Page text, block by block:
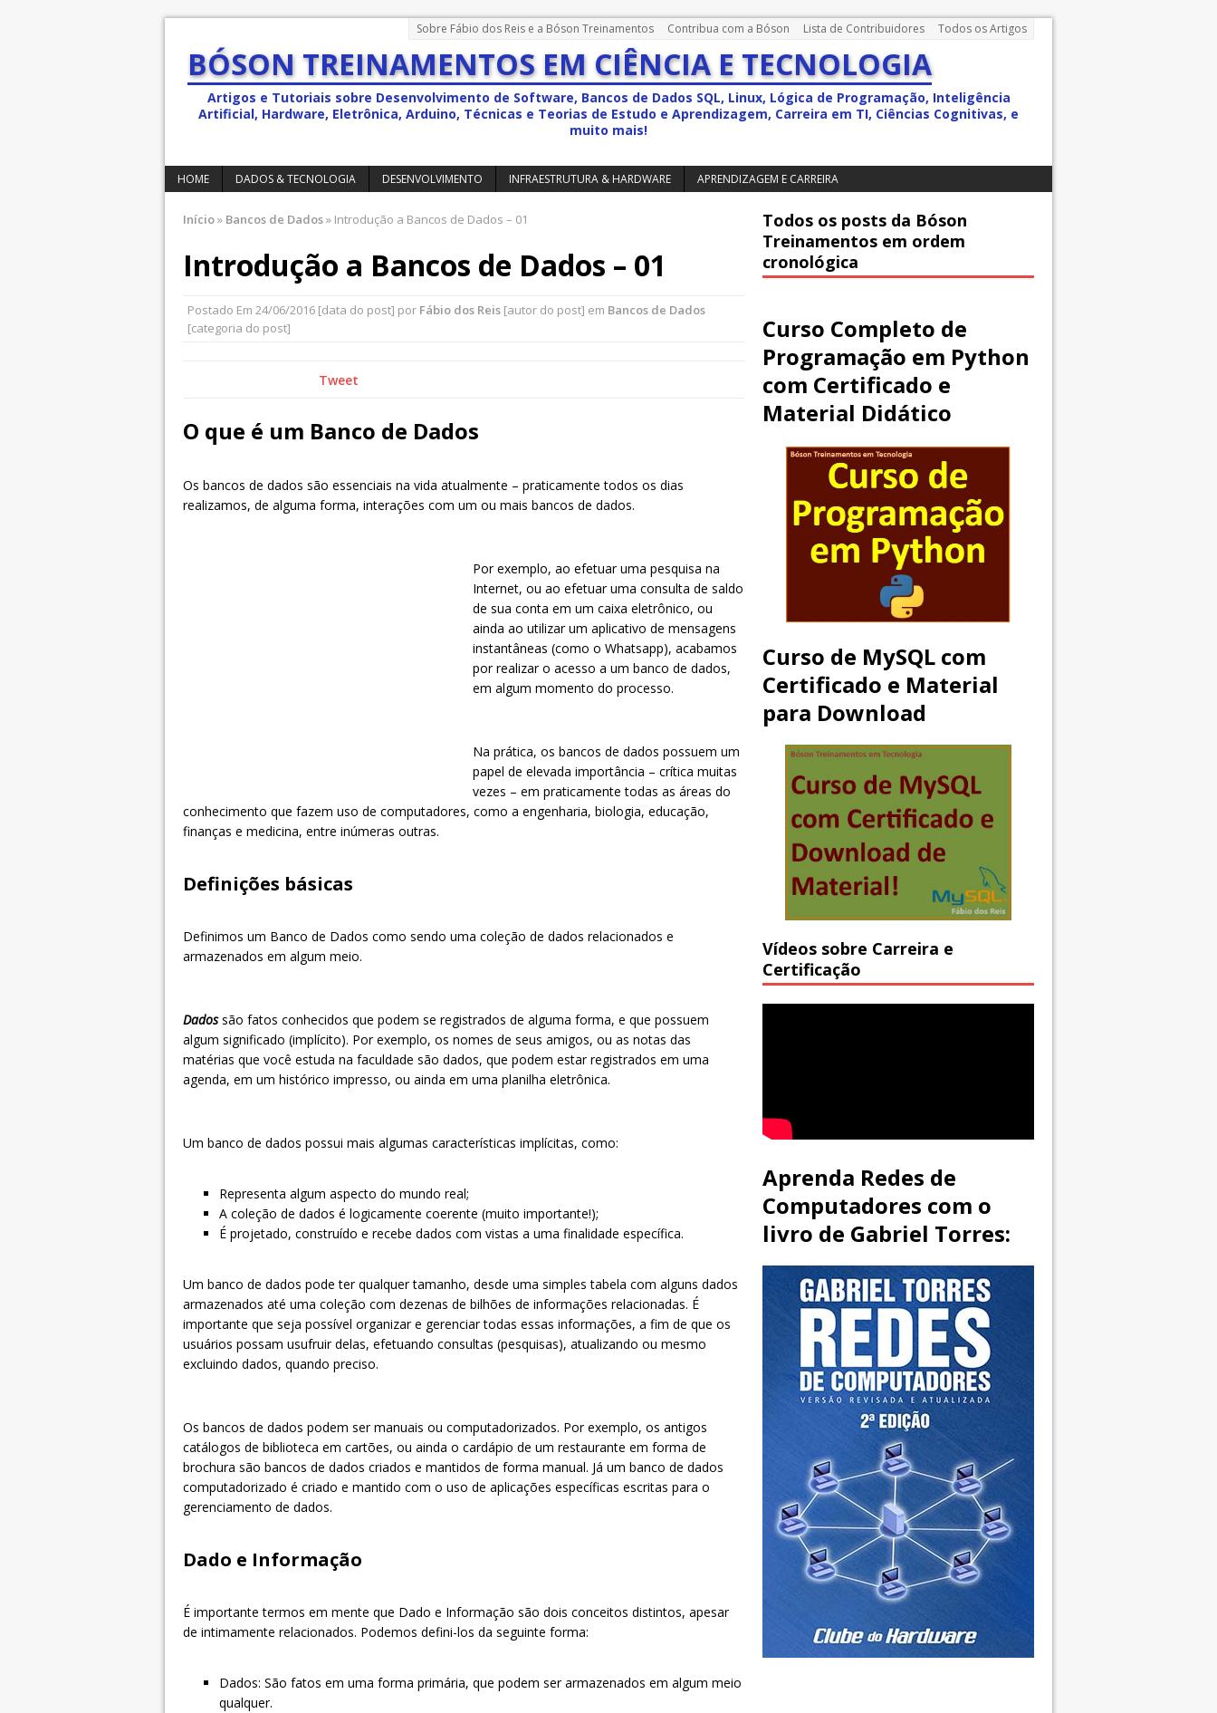
Sobre Fábio dos Reis e a Bóson Treinamentos Contribua com a Bóson Lista de Contribuidores Todos os Artigos
BÓSON TREINAMENTOS EM CIÊNCIA E TECNOLOGIA
Artigos e Tutoriais sobre Desenvolvimento de Software, Bancos de Dados SQL, Linux, Lógica de Programação, Inteligência
Artificial, Hardware, Eletrônica, Arduino, Técnicas e Teorias de Estudo e Aprendizagem, Carreira em TI, Ciências Cognitivas, e
muito mais!
HOME DADOS & TECNOLOGIA DESENVOLVIMENTO INFRAESTRUTURA & HARDWARE APRENDIZAGEM E CARREIRA
Início» Bancos de Dados» Introdução a Bancos de Dados – 01
Introdução a Bancos de Dados – 01
Postado Em 24/06/2016 [data do post] por Fábio dos Reis [autor do post] em Bancos de Dados
[categoria do post]
Tweet
O que é um Banco de Dados
Os bancos de dados são essenciais na vida atualmente – praticamente todos os dias
realizamos, de alguma forma, interações com um ou mais bancos de dados.
Por exemplo, ao efetuar uma pesquisa na
Internet, ou ao efetuar uma consulta de saldo
de sua conta em um caixa eletrônico, ou
ainda ao utilizar um aplicativo de mensagens
instantâneas (como o Whatsapp), acabamos
por realizar o acesso a um banco de dados,
em algum momento do processo.
Na prática, os bancos de dados possuem um
papel de elevada importância – crítica muitas
vezes – em praticamente todas as áreas do
conhecimento que fazem uso de computadores, como a engenharia, biologia, educação,
finanças e medicina, entre inúmeras outras.
Definições básicas
Definimos um Banco de Dados como sendo uma coleção de dados relacionados e
armazenados em algum meio.
Dadossão fatos conhecidos que podem se registrados de alguma forma, e que possuem
algum significado (implícito). Por exemplo, os nomes de seus amigos, ou as notas das
matérias que você estuda na faculdade são dados, que podem estar registrados em uma
agenda, em um histórico impresso, ou ainda em uma planilha eletrônica.
Um banco de dados possui mais algumas características implícitas, como:
Representa algum aspecto do mundo real;
A coleção de dados é logicamente coerente (muito importante!);
É projetado, construído e recebe dados com vistas a uma finalidade específica.
Um banco de dados pode ter qualquer tamanho, desde uma simples tabela com alguns dados
armazenados até uma coleção com dezenas de bilhões de informações relacionadas. É
importante que seja possível organizar e gerenciar todas essas informações, a fim de que os
usuários possam usufruir delas, efetuando consultas (pesquisas), atualizando ou mesmo
excluindo dados, quando preciso.
Os bancos de dados podem ser manuais ou computadorizados. Por exemplo, os antigos
catálogos de biblioteca em cartões, ou ainda o cardápio de um restaurante em forma de
brochura são bancos de dados criados e mantidos de forma manual. Já um banco de dados
computadorizado é criado e mantido com o uso de aplicações específicas escritas para o
gerenciamento de dados.
Dado e Informação
É importante termos em mente que Dado e Informação são dois conceitos distintos, apesar
de intimamente relacionados. Podemos defini-los da seguinte forma:
Dados: São fatos em uma forma primária, que podem ser armazenados em algum meio
qualquer.
Todos os posts da Bóson
Treinamentos em ordem
cronológica
Curso Completo de
Programação em Python
com Certificado e
Material Didático
Curso de MySQL com
Certificado e Material
para Download
Vídeos sobre Carreira e
Certificação
Aprenda Redes de
Computadores com o
livro de Gabriel Torres: